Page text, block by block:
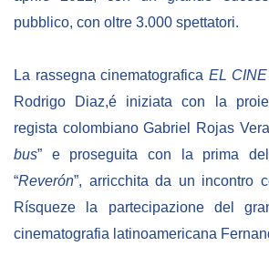
OPPORTUNITÀ
Bandi
Borse di studio
Alta Formazione
Albo fornitori
Contratti/Accordi/Grant
pubblico, con oltre 3.000 spettatori.
La rassegna cinematografica EL
Rodrigo
Diaz,é iniziata con la
regista colombiano Gabriel
Rojas
bus” e proseguita con la prima
“Reverón”, arricchita da un incontro
Rísqueze la partecipazione del
cinematografia latinoamericana